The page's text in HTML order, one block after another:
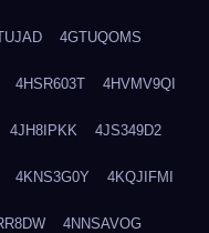
4GTUQOMS
4HSR603T 4HVMV9QI
4JH8IPKK 4JS349D2
4KNS3G0Y 4KQJIFMI
4NNSAVOG